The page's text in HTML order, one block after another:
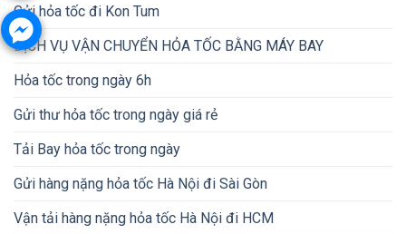
Gửi hỏa tốc đi Kon Tum
DỊCH VỤ VẬN CHUYỂN HỎA TỐC BẰNG MÁY BAY
Hỏa tốc trong ngày 6h
Gửi thư hỏa tốc trong ngày giá rẻ
Tải Bay hỏa tốc trong ngày
Gửi hàng nặng hỏa tốc Hà Nội đi Sài Gòn
Vận tải hàng nặng hỏa tốc Hà Nội đi HCM